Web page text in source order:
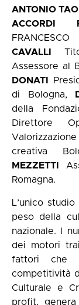
ANTONIO
ACCORDI
CAVALLI
Assessore al
DONATI
di Bologna,
della
Direttore
creativa
MEZZETTI
Romagna.
L’unico
peso della
nazionale. I
dei motori
fattori che
competitività
Culturale e
profit, genera